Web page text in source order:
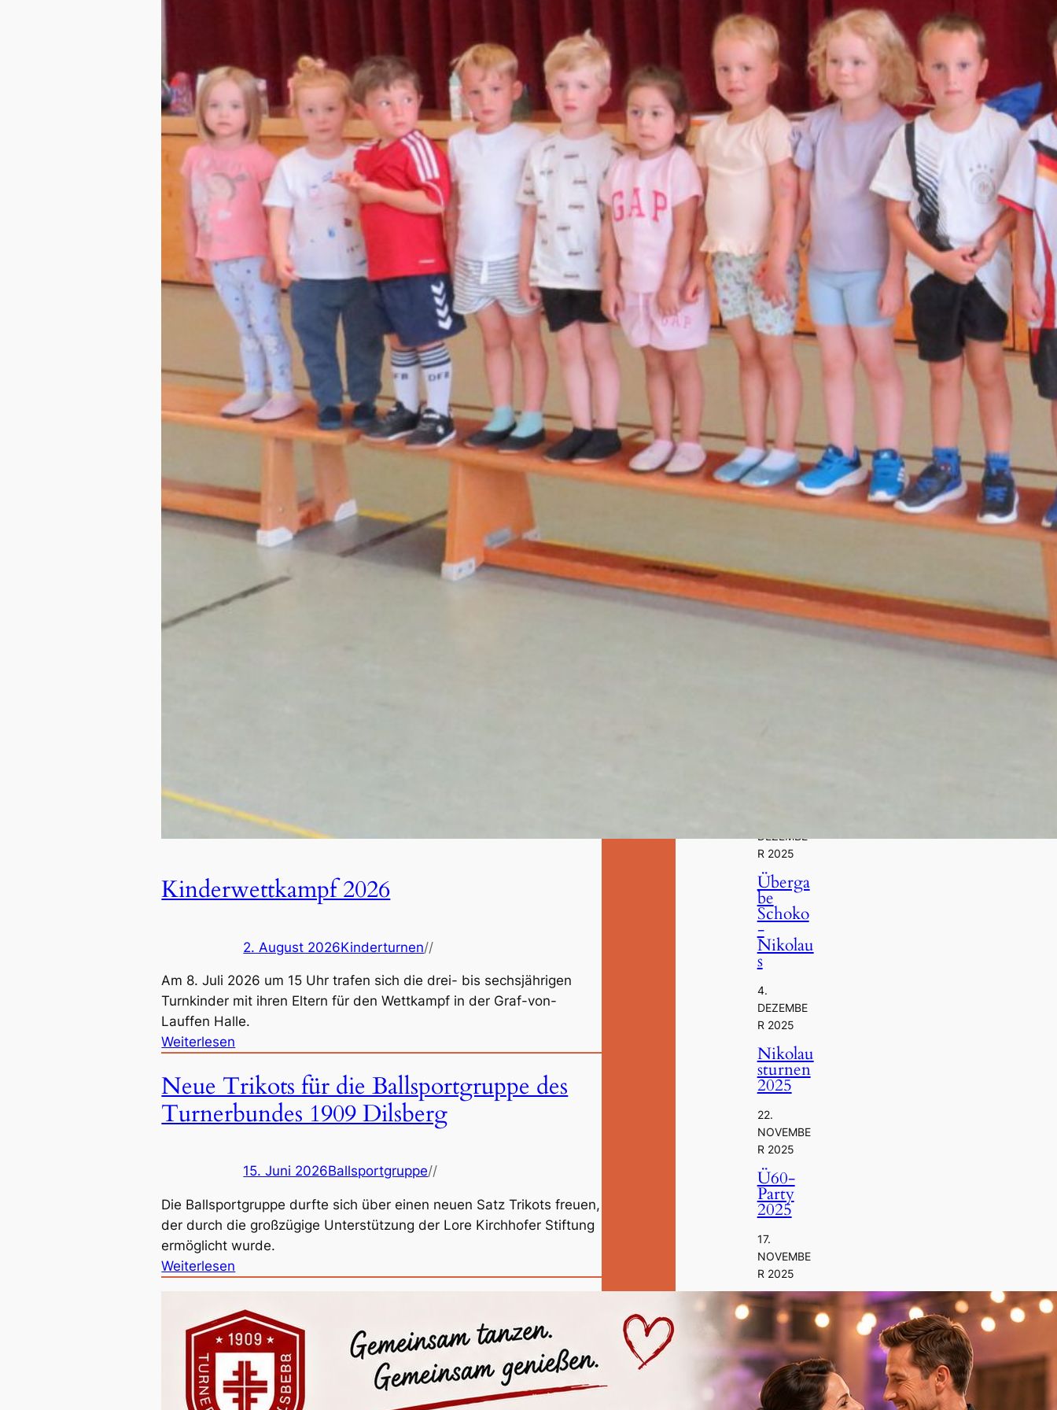
Kinderwettkampf 2026
2. August 2026Kinderturnen//
Am 8. Juli 2026 um 15 Uhr trafen sich die drei- bis sechsjährigen
Turnkinder mit ihren Eltern für den Wettkampf in der Graf-von-
Lauffen Halle.
Weiterlesen
i
n
d
e
t
t
m
p
f
2
0
Neue Trikots für die Ballsportgruppe des
Turnerbundes 1909 Dilsberg
15. Juni 2026Ballsportgruppe//
Die Ballsportgruppe durfte sich über einen neuen Satz Trikots freuen,
der durch die großzügige Unterstützung der Lore Kirchhofer Stiftung
ermöglicht wurde.
Weiterlesen
e
u
e
T
r
ge
AUGUST
2026
Kinder
Wettka
Mpf
15. JUNI
Neue
Trikots
Für Die
Ballspor
Tgruppe
Des
Turner
Bundes
1909
Dilsber
30. MAI
2026
Tanzen
Für
Gemei
Nsam In
Beweg
Ung!
DEZEMBE
R 2025
Überga
Be
Schoko
-
Nikolau
S
4.
DEZEMBE
R 2025
Nikolau
Sturnen
2025
22.
NOVEMBE
R 2025
Ü60-
Party
2025
17.
NOVEMBE
R 2025
Tanzku
Salsa/Ba
Chata
10.
NOVEMBE